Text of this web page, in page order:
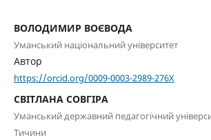
ВОЛОДИМИР ВОЄВОДА
Уманський національний університет
Автор
https://orcid.org/0009-0003-2989-276X
СВІТЛАНА СОВГІРА
Уманський державний педагогічний
Тичини